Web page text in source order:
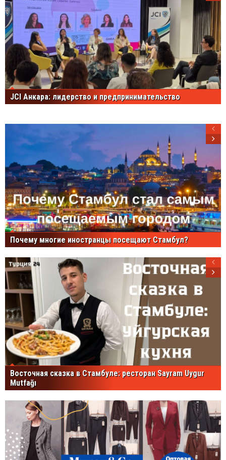
JCI Анкара: лидерство и предпринимательство
Почему многие иностранцы посещают Стамбул?
Восточная сказка в Стамбуле: ресторан Sayram Uygur
Mutfağı